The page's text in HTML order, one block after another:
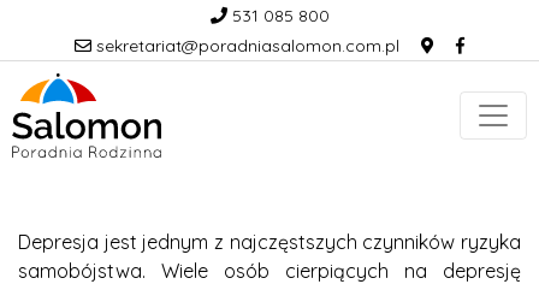
531 085 800
sekretariat@poradniasalomon.com.pl
Depresja jest jednym z najczęstszych czynników ryzyka
samobójstwa. Wiele osób cierpiących na depresję